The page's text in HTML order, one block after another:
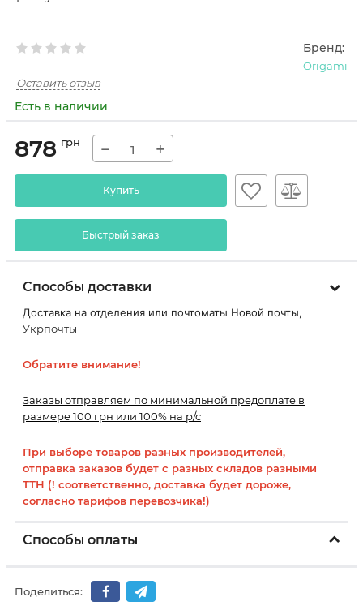
Бренд:
Origami
Оставить отзыв
Есть в наличии
878 грн − +
Купить
Быстрый заказ
Способы доставки
Доставка на отделения или почтоматы Новой почты,
Укрпочты
Обратите внимание!
Заказы отправляем по минимальной предоплате в
размере 100 грн или 100% на р/с
При выборе товаров разных производителей,
отправка заказов будет с разных складов разными
ТТН (! соответственно, доставка будет дороже,
согласно тарифов перевозчика!)
Способы оплаты
Поделиться: